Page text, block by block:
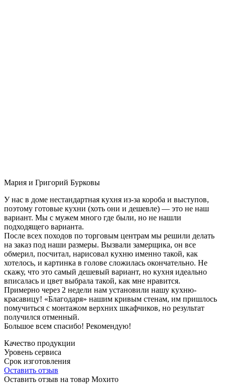
Мария и Григорий Бурковы
У нас в доме нестандартная кухня из-за короба и выступов,
поэтому готовые кухни (хоть они и дешевле) — это не наш
вариант. Мы с мужем много где были, но не нашли
подходящего варианта.
После всех походов по торговым центрам мы решили делать
на заказ под наши размеры. Вызвали замерщика, он все
обмерил, посчитал, нарисовал кухню именно такой, как
хотелось, и картинка в голове сложилась окончательно. Не
скажу, что это самый дешевый вариант, но кухня идеально
вписалась и цвет выбрала такой, как мне нравится.
Примерно через 2 недели нам установили нашу кухню-
красавицу! «Благодаря» нашим кривым стенам, им пришлось
помучиться с монтажом верхних шкафчиков, но результат
получился отменный.
Большое всем спасибо! Рекомендую!
Качество продукции
Уровень сервиса
Срок изготовления
Оставить отзыв
Оставить отзыв на товар Мохито